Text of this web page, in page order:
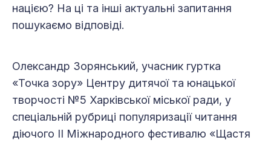
нацією? На ці та інші актуальні запитання
пошукаємо відповіді.
Олександр Зорянський, учасник гуртка
«Точка зору» Центру дитячої та юнацької
творчості №5 Харківської міської ради, у
спеціальній рубриці популяризації читання
діючого ІІ Міжнародного фестивалю «Щастя